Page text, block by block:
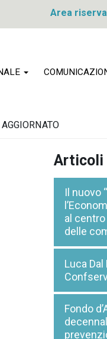
Area
Articoli
Il nuovo
al
delle
Luca
Fondo